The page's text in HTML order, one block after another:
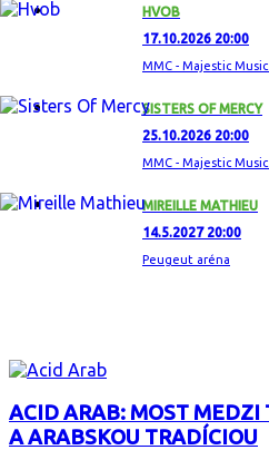
HVOB
17.10.2026 20:00
MMC - Majestic
SISTERS OF MERCY
25.10.2026 20:00
MMC - Majestic
MIREILLE MATHIEU
14.5.2027 20:00
Peugeut aréna
ACID ARAB: MOST MEDZI
A ARABSKOU TRADÍCIOU